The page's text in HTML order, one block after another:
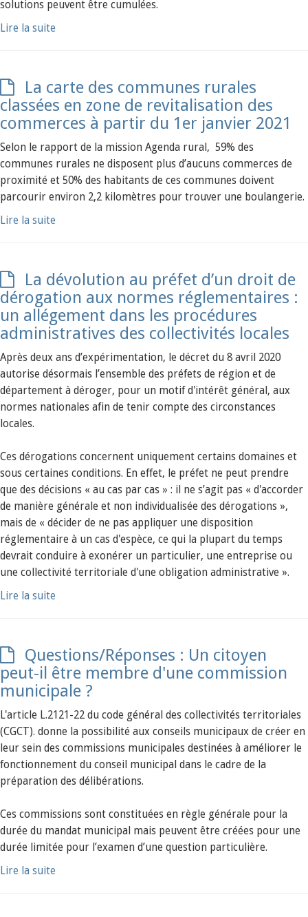
solutions peuvent être cumulées.
Lire la suite
La carte des communes rurales
classées en zone de revitalisation des
commerces à partir du 1er janvier 2021
Selon le rapport de la mission Agenda rural, 59% des
communes rurales ne disposent plus d’aucuns commerces de
proximité et 50% des habitants de ces communes doivent
parcourir environ 2,2 kilomètres pour trouver une boulangerie.
Lire la suite
La dévolution au préfet d’un droit de
dérogation aux normes réglementaires :
un allégement dans les procédures
administratives des collectivités locales
Après deux ans d’expérimentation, le décret du 8 avril 2020
autorise désormais l’ensemble des préfets de région et de
département à déroger, pour un motif d'intérêt général, aux
normes nationales afin de tenir compte des circonstances
locales.
Ces dérogations concernent uniquement certains domaines et
sous certaines conditions. En effet, le préfet ne peut prendre
que des décisions « au cas par cas » : il ne s’agit pas « d'accorder
de manière générale et non individualisée des dérogations »,
mais de « décider de ne pas appliquer une disposition
réglementaire à un cas d'espèce, ce qui la plupart du temps
devrait conduire à exonérer un particulier, une entreprise ou
une collectivité territoriale d'une obligation administrative ».
Lire la suite
Questions/Réponses : Un citoyen
peut-il être membre d'une commission
municipale ?
L'article L.2121-22 du code général des collectivités territoriales
(CGCT). donne la possibilité aux conseils municipaux de créer en
leur sein des commissions municipales destinées à améliorer le
fonctionnement du conseil municipal dans le cadre de la
préparation des délibérations.
Ces commissions sont constituées en règle générale pour la
durée du mandat municipal mais peuvent être créées pour une
durée limitée pour l’examen d’une question particulière.
Lire la suite